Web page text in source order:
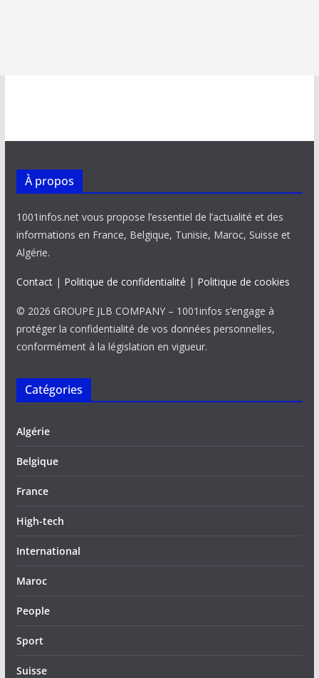
À propos
1001infos.net vous propose l’essentiel de l’actualité et des
informations en France, Belgique, Tunisie, Maroc, Suisse et
Algérie.
Contact| Politique de confidentialité | Politique de cookies
© 2026 GROUPE JLB COMPANY – 1001infos s’engage à
protéger la confidentialité de vos données personnelles,
conformément à la législation en vigueur.
Catégories
Algérie
Belgique
France
High-tech
International
Maroc
People
Sport
Suisse